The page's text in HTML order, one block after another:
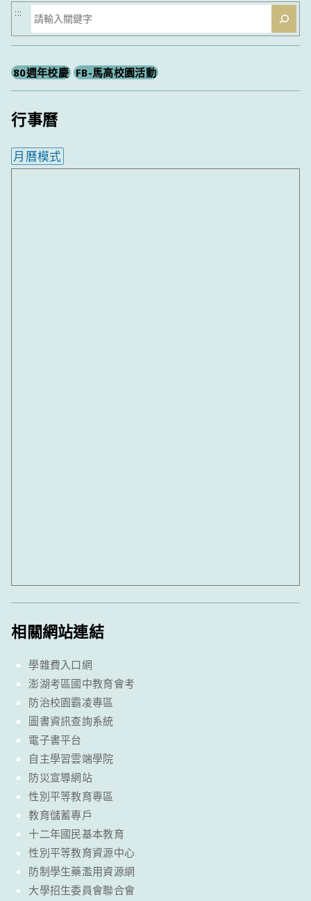
搜
尋
:::
80週年校慶 FB-馬高校園活動
行事曆
月曆模式
相關網站連結
學雜費入口網
澎湖考區國中教育會考
防治校園霸凌專區
圖書資訊查詢系統
電子書平台
自主學習雲端學院
防災宣導網站
性別平等教育專區
教育儲蓄專戶
十二年國民基本教育
性別平等教育資源中心
防制學生藥濫用資源網
大學招生委員會聯合會